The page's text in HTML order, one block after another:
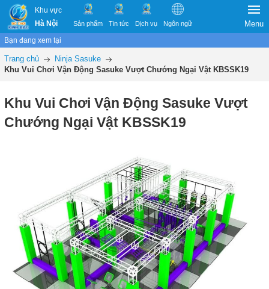
Khu vực
Hà Nội
Sản phẩm Tin tức Dịch vụ Ngôn ngữ Menu
Bạn đang xem tại
Trang chủ
Ninja Sasuke
Khu Vui Chơi Vận Động Sasuke Vượt Chướng Ngại Vật KBSSK19
Khu Vui Chơi Vận Động Sasuke Vượt
Chướng Ngại Vật KBSSK19